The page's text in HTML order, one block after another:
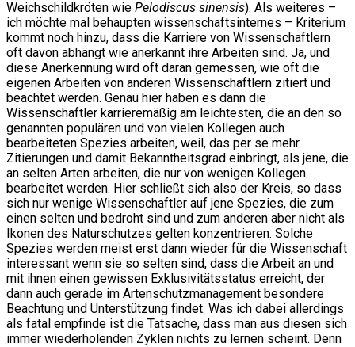
Weichschildkröten wie Pelodiscus sinensis). Als weiteres –
ich möchte mal behaupten wissenschaftsinternes – Kriterium
kommt noch hinzu, dass die Karriere von Wissenschaftlern
oft davon abhängt wie anerkannt ihre Arbeiten sind. Ja, und
diese Anerkennung wird oft daran gemessen, wie oft die
eigenen Arbeiten von anderen Wissenschaftlern zitiert und
beachtet werden. Genau hier haben es dann die
Wissenschaftler karrieremäßig am leichtesten, die an den so
genannten populären und von vielen Kollegen auch
bearbeiteten Spezies arbeiten, weil, das per se mehr
Zitierungen und damit Bekanntheitsgrad einbringt, als jene, die
an selten Arten arbeiten, die nur von wenigen Kollegen
bearbeitet werden. Hier schließt sich also der Kreis, so dass
sich nur wenige Wissenschaftler auf jene Spezies, die zum
einen selten und bedroht sind und zum anderen aber nicht als
Ikonen des Naturschutzes gelten konzentrieren. Solche
Spezies werden meist erst dann wieder für die Wissenschaft
interessant wenn sie so selten sind, dass die Arbeit an und
mit ihnen einen gewissen Exklusivitätsstatus erreicht, der
dann auch gerade im Artenschutzmanagement besondere
Beachtung und Unterstützung findet. Was ich dabei allerdings
als fatal empfinde ist die Tatsache, dass man aus diesen sich
immer wiederholenden Zyklen nichts zu lernen scheint. Denn